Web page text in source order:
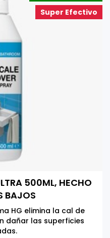
Super Efectivo
500ML, HECHO
BAJOS
HG elimina la cal de
dañar las superficies